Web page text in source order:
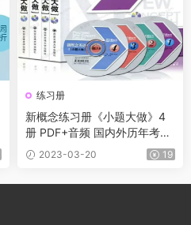
练习册
新概念练习册《小题大做》4
册 PDF+音频 国内外历年考试
真题汇编而成
2023-03-20 19